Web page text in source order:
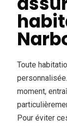
Toute
moment,
Pour éviter